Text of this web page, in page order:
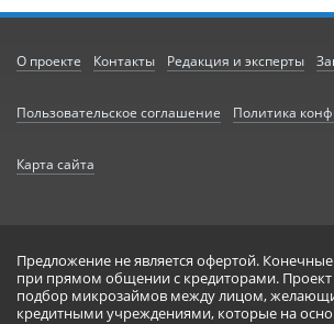
О проекте Контакты Редакция и эксперты
Пользовательское соглашение Политика
Карта сайта
Предложение не является офертой.
при прямом общении с кредиторами. Проект
подбор микрозаймов между лицом,
кредитными учреждениями, которые на